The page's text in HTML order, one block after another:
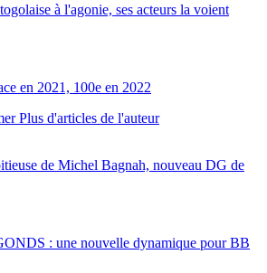
à l'agonie, ses acteurs la voient
en 2021, 100e en 2022
Plus d'articles de l'auteur
de Michel Bagnah, nouveau DG de
: une nouvelle dynamique pour BB